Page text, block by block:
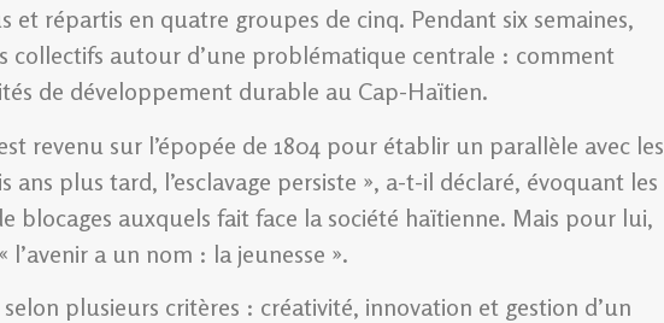
répartis en quatre groupes de cinq. Pendant six semaines,
collectifs autour d’une problématique centrale : comment
de développement durable au Cap-Haïtien.
revenu sur l’épopée de 1804 pour établir un parallèle avec les
plus tard, l’esclavage persiste », a-t-il déclaré, évoquant les
blocages auxquels fait face la société haïtienne. Mais pour lui,
a un nom : la jeunesse ».
plusieurs critères : créativité, innovation et gestion d’un